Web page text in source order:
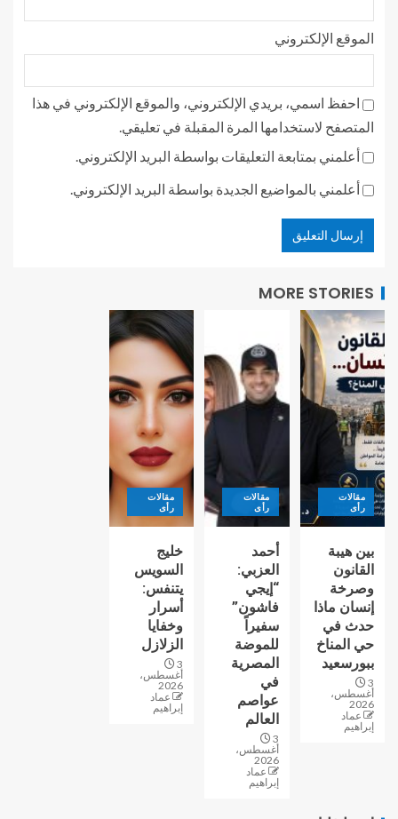
الموقع الإلكتروني
احفظ اسمي، بريدي الإلكتروني، والموقع الإلكتروني في هذا
المتصفح لاستخدامها المرة المقبلة في تعليقي.
أعلمني بمتابعة التعليقات بواسطة البريد الإلكتروني.
أعلمني بالمواضيع الجديدة بواسطة البريد الإلكتروني.
MORE STORIES
مقالات
رأى
بين هيبة
القانون
وصرخة
إنسان ماذا
حدث في
حي المناخ
ببورسعيد
3
أغسطس،
2026
عماد
إبراهيم
مقالات
رأى
أحمد
العزبي:
“إيجي
فاشون”
سفيراً
للموضة
المصرية
في
عواصم
العالم
3
أغسطس،
2026
عماد
إبراهيم
مقالات
رأى
خليج
السويس
يتنفس:
أسرار
وخفايا
الزلازل
3
أغسطس،
2026
عماد
إبراهيم